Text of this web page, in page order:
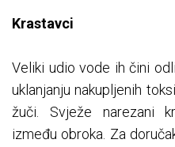
Krastavci
Veliki udio vode ih čini
uklanjanju nakupljenih
žuči. Svježe narezani
između obroka. Za